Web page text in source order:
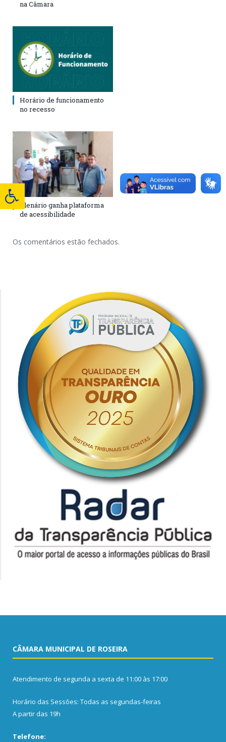
na Câmara
Horário de funcionamento
no recesso
Plenário ganha plataforma
de acessibilidade
Os comentários estão fechados.
CÂMARA MUNICIPAL DE ROSEIRA
Atendimento de segunda a sexta de 11:00 às 17:00
Horário das Sessões: Todas as segundas-feiras
A partir das 19h
Telefone: